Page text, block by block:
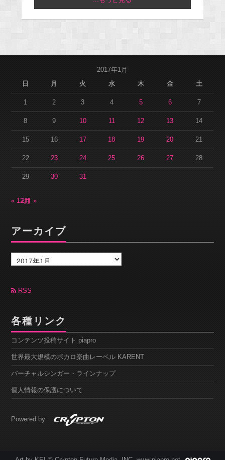
2017年1月
日
月 火 水 木 金 土
1 2 3 4 5 6 7
8 9 10 11 12 13 14
15 16 17 18 19 20 21
22 23 24 25 26 27 28
29 30 31
« 12月2月 »
アーカイブ
ー
カ
ブRSS
各種リンク
コンテンツ投稿サイト piapro
世界最大規模のボカロ楽曲レーベル KARENT
バーチャルシンガー・ラインナップ
個人情報の保護について
Powered by